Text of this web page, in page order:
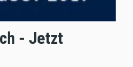
- Jetzt